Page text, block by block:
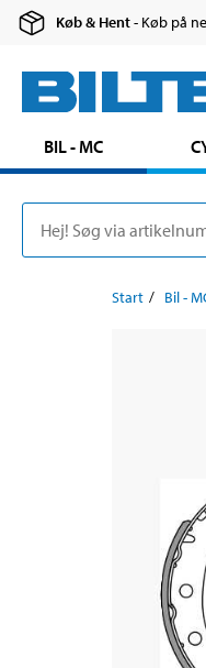
Køb & Hent- Køb på
BIL - MC
Start Bil -